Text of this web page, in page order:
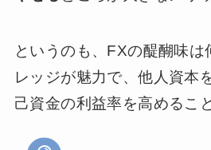
というのも、FXの醍醐味
レッジが魅力で、他人資本
己資金の利益率を高めるこ